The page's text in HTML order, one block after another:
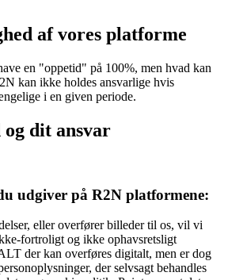
af vores platforme
en "oppetid" på 100%, men hvad kan
kan ikke holdes ansvarlige hvis
i en given periode.
dit ansvar
udgiver på R2N platformene:
eller overfører billeder til os, vil vi
fortroligt og ikke ophavsretsligt
der kan overføres digitalt, men er dog
der selvsagt behandles